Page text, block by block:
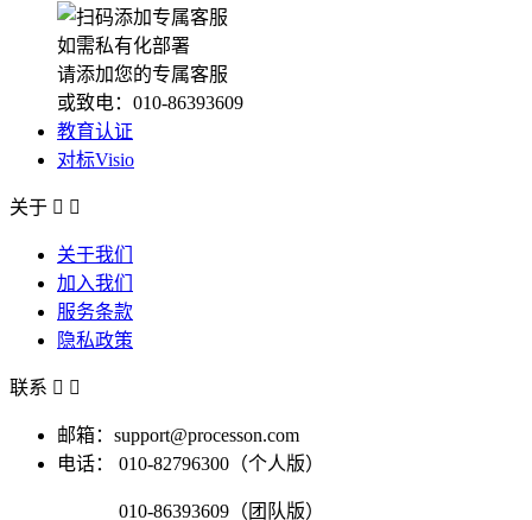
如需私有化部署
请添加您的专属客服
或致电：010-86393609
教育认证
对标Visio
关于  
关于我们
加入我们
服务条款
隐私政策
联系  
邮箱：support@processon.com
电话：
010-82796300（个人版）
010-86393609（团队版）